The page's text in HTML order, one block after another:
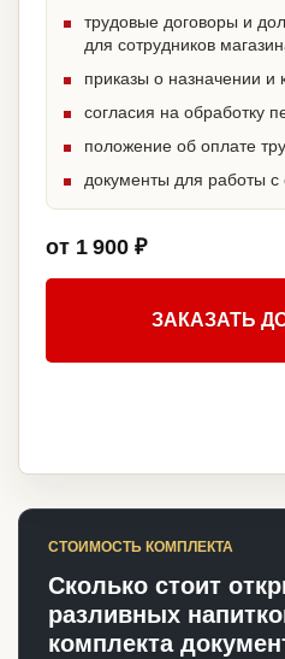
трудовые договоры и
для сотрудников
приказы о назначении и
согласия на обработку
положение об оплате
документы для работы
от 1 900 ₽
ЗАКАЗАТЬ
СТОИМОСТЬ КОМПЛЕКТА
Сколько стоит
разливных
комплекта